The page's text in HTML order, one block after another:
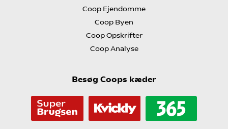
Coop Ejendomme
Coop Byen
Coop Opskrifter
Coop Analyse
Besøg Coops kæder